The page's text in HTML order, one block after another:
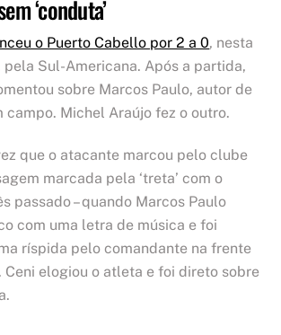
‘conduta’
o Puerto Cabello por 2 a 0, nesta
pela Sul-Americana. Após a partida,
sobre Marcos Paulo, autor de
campo. Michel Araújo fez o outro.
que o atacante marcou pelo clube
marcada pela ‘treta’ com o
passado – quando Marcos Paulo
com uma letra de música e foi
ríspida pelo comandante na frente
Ceni elogiou o atleta e foi direto sobre